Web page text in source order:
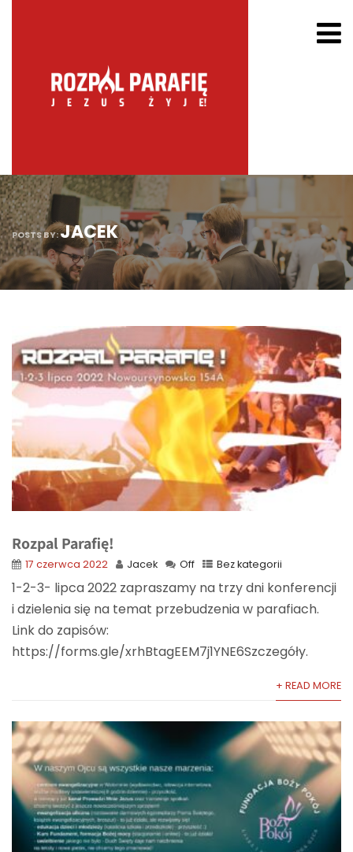
POSTS BY:JACEK
Rozpal Parafię!
17 czerwca 2022 Jacek Off Bez kategorii
1-2-3- lipca 2022 zapraszamy na trzy dni konferencji
i dzielenia się na temat przebudzenia w parafiach.
Link do zapisów:
https://forms.gle/xrhBtagEEM7j1YNE6Szczegóły.
+ READ MORE